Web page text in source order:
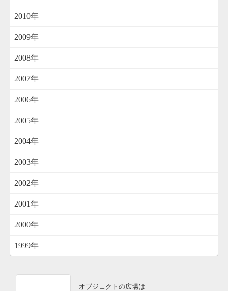
2010年
2009年
2008年
2007年
2006年
2005年
2004年
2003年
2002年
2001年
2000年
1999年
オブジェクトの広場は